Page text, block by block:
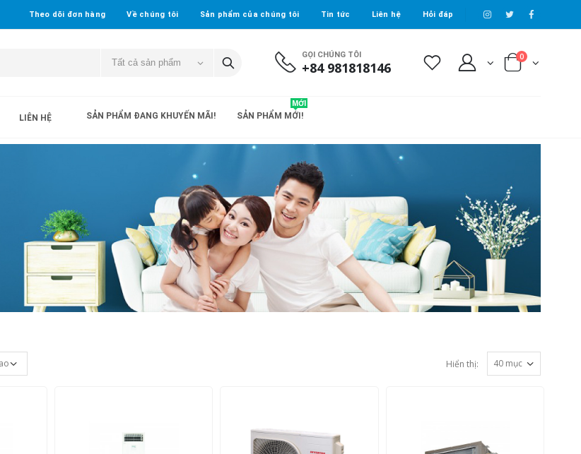
Theo dõi đơn hàng Về chúng tôi Sản phẩm của chúng tôi Tin tức Liên hệ Hỏi đáp
GỌI CHÚNG TÔI
+84 981818146
0
LIÊN HỆ SẢN PHẨM MỚI!
MỚI
SẢN PHẨM ĐANG KHUYẾN MÃI!
Hiển thị: